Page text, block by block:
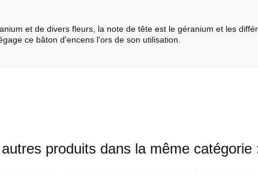
et de divers fleurs, la note de tête est le géranium et les
ce bâton d'encens l'ors de son utilisation.
produits dans la même catégorie